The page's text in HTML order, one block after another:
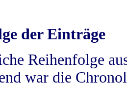
der Einträge
Reihenfolge
war die